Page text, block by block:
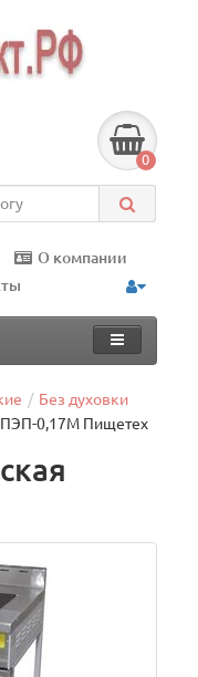
0
О компании
Без духовки
ПЭП-0,17М Пищетех